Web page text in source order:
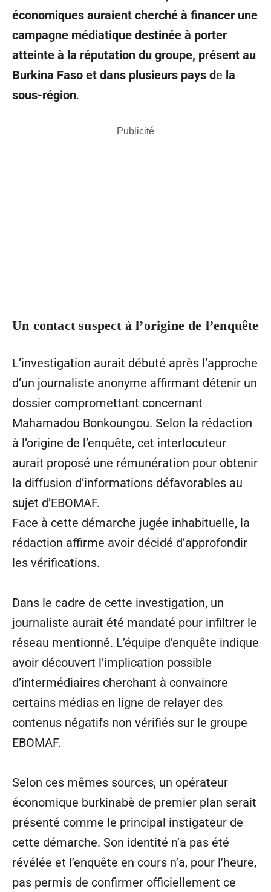
économiques auraient cherché à financer une
campagne médiatique destinée à porter
atteinte à la réputation du groupe, présent au
Burkina Faso et dans plusieurs pays de la
sous-région.
Publicité
Un contact suspect à l’origine de l’enquête
L’investigation aurait débuté après l’approche
d’un journaliste anonyme affirmant détenir un
dossier compromettant concernant
Mahamadou Bonkoungou. Selon la rédaction
à l’origine de l’enquête, cet interlocuteur
aurait proposé une rémunération pour obtenir
la diffusion d’informations défavorables au
sujet d’EBOMAF.
Face à cette démarche jugée inhabituelle, la
rédaction affirme avoir décidé d’approfondir
les vérifications.
Dans le cadre de cette investigation, un
journaliste aurait été mandaté pour infiltrer le
réseau mentionné. L’équipe d’enquête indique
avoir découvert l’implication possible
d’intermédiaires cherchant à convaincre
certains médias en ligne de relayer des
contenus négatifs non vérifiés sur le groupe
EBOMAF.
Selon ces mêmes sources, un opérateur
économique burkinabè de premier plan serait
présenté comme le principal instigateur de
cette démarche. Son identité n’a pas été
révélée et l’enquête en cours n’a, pour l’heure,
pas permis de confirmer officiellement ce